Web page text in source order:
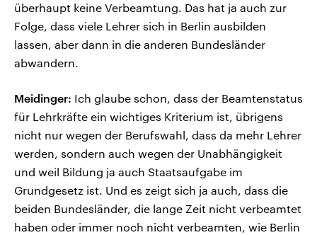
überhaupt keine Verbeamtung. Das hat ja auch zur
Folge, dass viele Lehrer sich in Berlin ausbilden
lassen, aber dann in die anderen Bundesländer
abwandern.
Meidinger: Ich glaube schon, dass der Beamtenstatus
für Lehrkräfte ein wichtiges Kriterium ist, übrigens
nicht nur wegen der Berufswahl, dass da mehr Lehrer
werden, sondern auch wegen der Unabhängigkeit
und weil Bildung ja auch Staatsaufgabe im
Grundgesetz ist. Und es zeigt sich ja auch, dass die
beiden Bundesländer, die lange Zeit nicht verbeamtet
haben oder immer noch nicht verbeamten, wie Berlin